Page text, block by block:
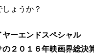
ょうか？
ヤーエンドスペシャル
２０１６年映画界総決